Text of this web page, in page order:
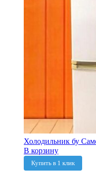
Холодильник бу
В корзину
Купить в 1 клик